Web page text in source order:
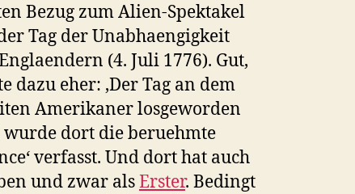
Bezug zum Alien-Spektakel
Tag der Unabhaengigkeit
(4. Juli 1776). Gut,
eher: ‚Der Tag an dem
Amerikaner losgeworden
wurde dort die beruehmte
verfasst. Und dort hat auch
und zwar alsErster. Bedingt